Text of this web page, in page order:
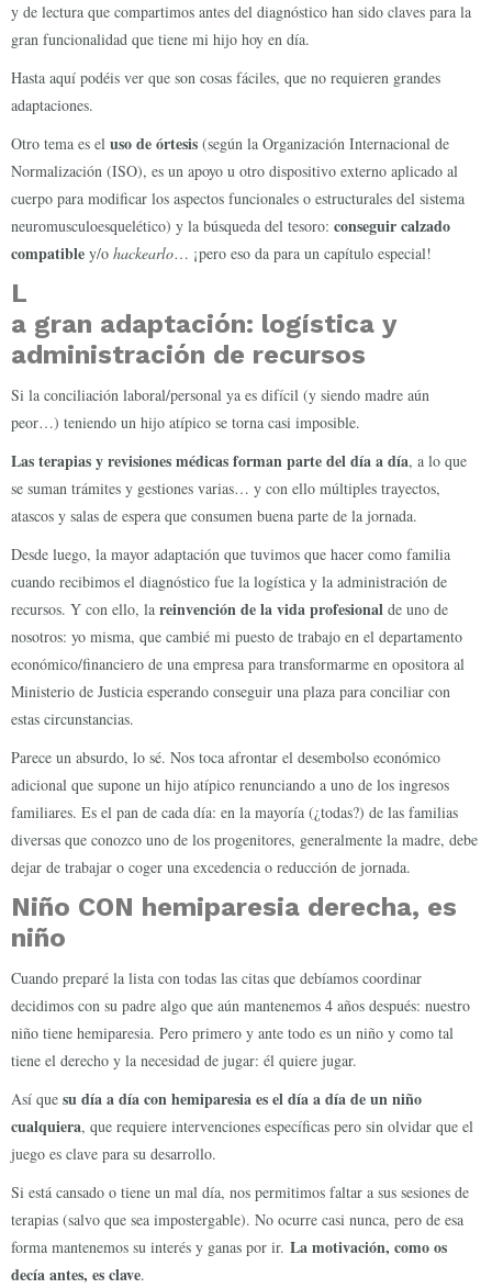
y de lectura que compartimos antes del diagnóstico han sido claves para la
gran funcionalidad que tiene mi hijo hoy en día.
Hasta aquí podéis ver que son cosas fáciles, que no requieren grandes
adaptaciones.
Otro tema es el uso de órtesis (según la Organización Internacional de
Normalización (ISO), es un apoyo u otro dispositivo externo aplicado al
cuerpo para modificar los aspectos funcionales o estructurales del sistema
neuromusculoesquelético) y la búsqueda del tesoro: conseguir calzado
compatible y/o hackearlo… ¡pero eso da para un capítulo especial!
L
a gran adaptación: logística y
administración de recursos
Si la conciliación laboral/personal ya es difícil (y siendo madre aún
peor…) teniendo un hijo atípico se torna casi imposible.
Las terapias y revisiones médicas forman parte del día a día, a lo que
se suman trámites y gestiones varias… y con ello múltiples trayectos,
atascos y salas de espera que consumen buena parte de la jornada.
Desde luego, la mayor adaptación que tuvimos que hacer como familia
cuando recibimos el diagnóstico fue la logística y la administración de
recursos. Y con ello, la reinvención de la vida profesional de uno de
nosotros: yo misma, que cambié mi puesto de trabajo en el departamento
económico/financiero de una empresa para transformarme en opositora al
Ministerio de Justicia esperando conseguir una plaza para conciliar con
estas circunstancias.
Parece un absurdo, lo sé. Nos toca afrontar el desembolso económico
adicional que supone un hijo atípico renunciando a uno de los ingresos
familiares. Es el pan de cada día: en la mayoría (¿todas?) de las familias
diversas que conozco uno de los progenitores, generalmente la madre, debe
dejar de trabajar o coger una excedencia o reducción de jornada.
Niño CON hemiparesia derecha, es
niño
Cuando preparé la lista con todas las citas que debíamos coordinar
decidimos con su padre algo que aún mantenemos 4 años después: nuestro
niño tiene hemiparesia. Pero primero y ante todo es un niño y como tal
tiene el derecho y la necesidad de jugar: él quiere jugar.
Así que su día a día con hemiparesia es el día a día de un niño
cualquiera, que requiere intervenciones específicas pero sin olvidar que el
juego es clave para su desarrollo.
Si está cansado o tiene un mal día, nos permitimos faltar a sus sesiones de
terapias (salvo que sea impostergable). No ocurre casi nunca, pero de esa
forma mantenemos su interés y ganas por ir. La motivación, como os
decía antes, es clave.